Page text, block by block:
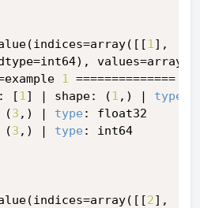
1 ],
values=array([
1
==============
[1 ] | shape: (1 ,) | type
(3 ,) | type : float32
(3 ,) | type : int64
2],